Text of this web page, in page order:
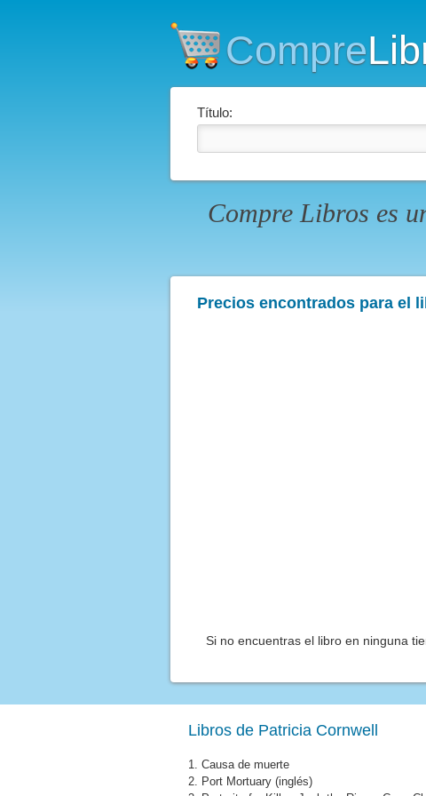
Compre
Título:
Compre Libros es
Precios encontrados para el
Si no encuentras el libro en ninguna
Libros de Patricia Cornwell
1. Causa de muerte
2. Port Mortuary (inglés)